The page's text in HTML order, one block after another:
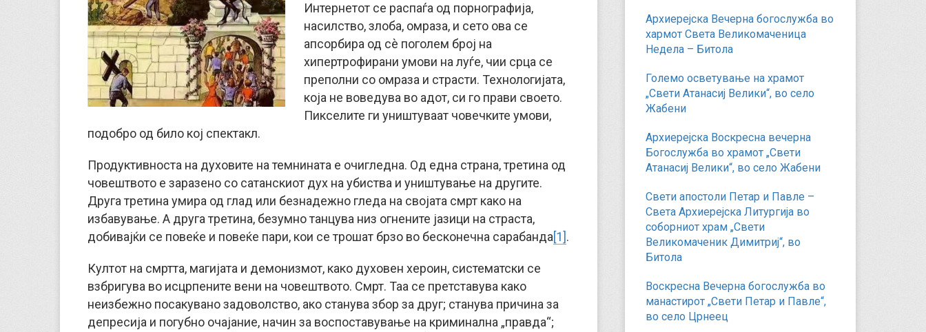
Интернетот се распаѓа од порнографија,
насилство, злоба, омраза, и сето ова се
апсорбира од сè поголем број на
хипертрофирани умови на луѓе, чии срца се
преполни со омраза и страсти. Технологијата,
која не воведува во адот, си го прави своето.
Пикселите ги уништуваат човечките умови,
подобро од било кој спектакл.
Продуктивноста на духовите на темнината е очигледна. Од една страна, третина од
човештвото е заразено со сатанскиот дух на убиства и уништување на другите.
Друга третина умира од глад или безнадежно гледа на својата смрт како на
избавување. А друга третина, безумно танцува низ огнените јазици на страста,
добивајќи се повеќе и повеќе пари, кои се трошат брзо во бесконечна сарабанда[1].
Култот на смртта, магијата и демонизмот, како духовен хероин, систематски се
взбригува во исцрпените вени на човештвото. Смрт. Таа се претставува како
неизбежно посакувано задоволство, ако станува збор за друг; станува причина за
депресија и погубно очајание, начин за воспоставување на криминална „правда“;
Архиерејска Вечерна богослужба во
хармот Света Великомаченица
Недела – Битола
Големо осветување на храмот
„Свети Атанасиј Велики“, во село
Жабени
Архиерејска Воскресна вечерна
Богослужба во храмот „Свети
Атанасиј Велики“, во село Жабени
Свети апостоли Петар и Павле –
Света Архиерејска Литургија во
соборниот храм „Свети
Великомаченик Димитриј“, во
Битола
Воскресна Вечерна богослужба во
манастирот „Свети Петар и Павле“,
во село Црнеец